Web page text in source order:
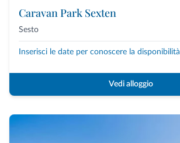
Caravan Park Sexten
Sesto
Inserisci le date per conoscere la disponibilità
Vedi alloggio